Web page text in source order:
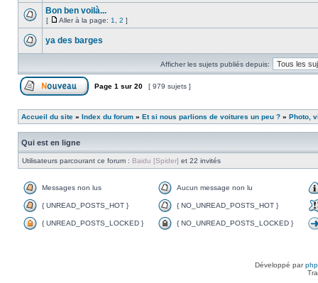
Bon ben voilà...
[ Aller à la page: 1 2 ]
ya des barges
Afficher les sujets publiés depuis:
Page 1 sur 20 [ 979 sujets ]
Accueil du site » Index du forum » Et si nous parlions de voitures un peu ? » Photo,
Qui est en ligne
Utilisateurs parcourant ce forum : Baidu [Spider] et 22 invités
Messages non lus Aucun message non lu
{ UNREAD_POSTS_HOT } { NO_UNREAD_POSTS_HOT }
{ UNREAD_POSTS_LOCKED } { NO_UNREAD_POSTS_LOCKED }
Développé par